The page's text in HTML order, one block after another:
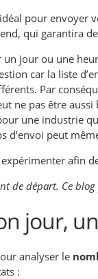
pour envoyer
qui garantira
un jour ou une
car la liste
Par
ne pas être
une industrie
d’envoi peut
afin
de départ. Ce
jour,
analyser le
: